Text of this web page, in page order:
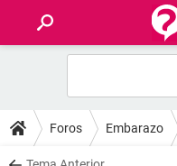
FORUMS
SALUD
Foros Embarazo